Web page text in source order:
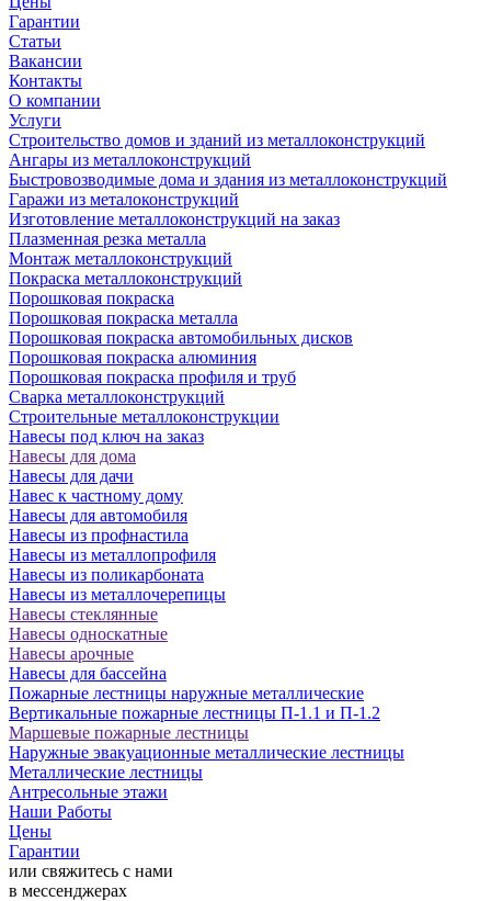
Гарантии
Статьи
Вакансии
Контакты
О компании
Услуги
Строительство домов и зданий из металлоконструкций
Ангары из металлоконструкций
Быстровозводимые дома и здания из металлоконструкций
Гаражи из металоконструкций
Изготовление металлоконструкций на заказ
Плазменная резка металла
Монтаж металлоконструкций
Покраска металлоконструкций
Порошковая покраска
Порошковая покраска металла
Порошковая покраска автомобильных дисков
Порошковая покраска алюминия
Порошковая покраска профиля и труб
Сварка металлоконструкций
Строительные металлоконструкции
Навесы под ключ на заказ
Навесы для дома
Навесы для дачи
Навес к частному дому
Навесы для автомобиля
Навесы из профнастила
Навесы из металлопрофиля
Навесы из поликарбоната
Навесы из металлочерепицы
Навесы стеклянные
Навесы односкатные
Навесы арочные
Навесы для бассейна
Пожарные лестницы наружные металлические
Вертикальные пожарные лестницы П-1.1 и П-1.2
Маршевые пожарные лестницы
Наружные эвакуационные металлические лестницы
Металлические лестницы
Антресольные этажи
Наши Работы
Цены
Гарантии
или свяжитесь с нами
в мессенджерах